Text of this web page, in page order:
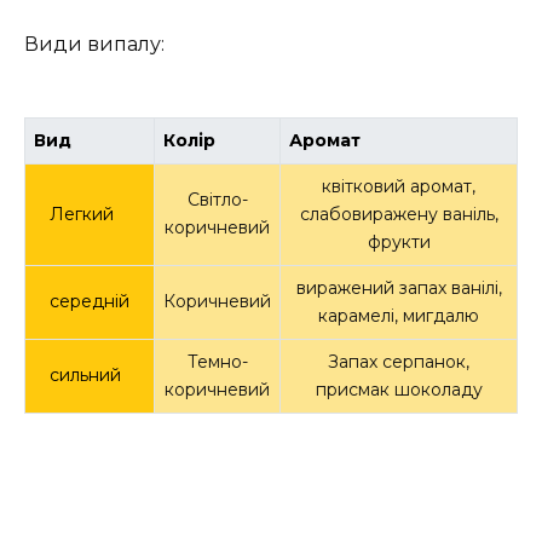
Види випалу:
Вид Колір Аромат
Легкий
Світло-
коричневий
квітковий аромат,
слабовиражену ваніль,
фрукти
середній Коричневий
виражений запах ванілі,
карамелі, мигдалю
сильний
Темно-
коричневий
Запах серпанок,
присмак шоколаду